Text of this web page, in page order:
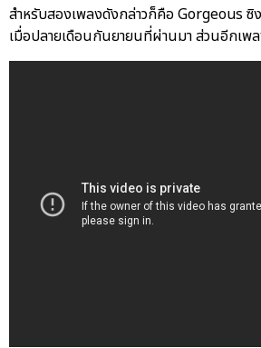
สำหรับสองเพลงดังกล่าวก็คือ Gorgeous ซิ
เมื่อปลายเดือนกันยายนที่ผ่านมา ส่วนอีกเ